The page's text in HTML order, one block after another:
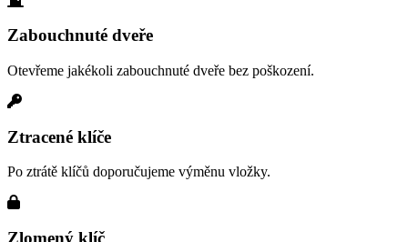
Zabouchnuté dveře
Otevřeme jakékoli zabouchnuté dveře bez poškození.
Ztracené klíče
Po ztrátě klíčů doporučujeme výměnu vložky.
Zlomený klíč